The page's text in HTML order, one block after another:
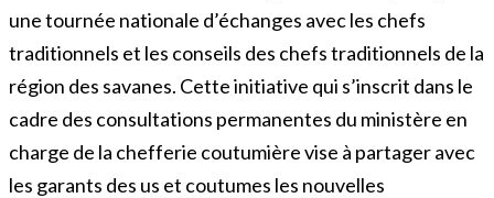
une tournée nationale d’échanges avec les chefs
traditionnels et les conseils des chefs traditionnels de la
région des savanes. Cette initiative qui s’inscrit dans le
cadre des consultations permanentes du ministère en
charge de la chefferie coutumière vise à partager avec
les garants des us et coutumes les nouvelles